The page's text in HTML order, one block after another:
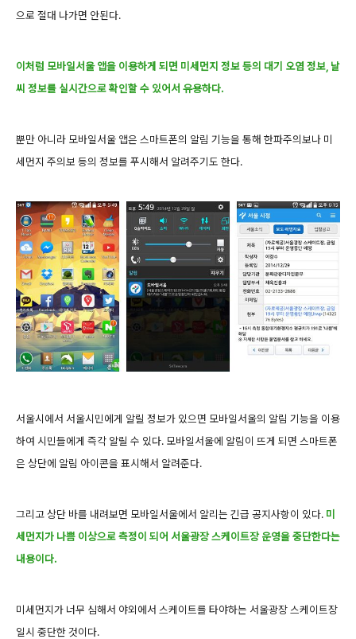
으로 절대 나가면 안된다.
이처럼 모바일서울 앱을 이용하게 되면 미세먼지 정보 등의 대기 오염 정보, 날
씨 정보를 실시간으로 확인할 수 있어서 유용하다.
뿐만 아니라 모바일서울 앱은 스마트폰의 알림 기능을 통해 한파주의보나 미
세먼지 주의보 등의 정보를 푸시해서 알려주기도 한다.
서울시에서 서울시민에게 알릴 정보가 있으면 모바일서울의 알림 기능을 이용
하여 시민들에게 즉각 알릴 수 있다. 모바일서울에 알림이 뜨게 되면 스마트폰
은 상단에 알림 아이콘을 표시해서 알려준다.
그리고 상단 바를 내려보면 모바일서울에서 알리는 긴급 공지사항이 있다. 미
세먼지가 나쁨 이상으로 측정이 되어 서울광장 스케이트장 운영을 중단한다는
내용이다.
미세먼지가 너무 심해서 야외에서 스케이트를 타야하는 서울광장 스케이트장
일시 중단한 것이다.